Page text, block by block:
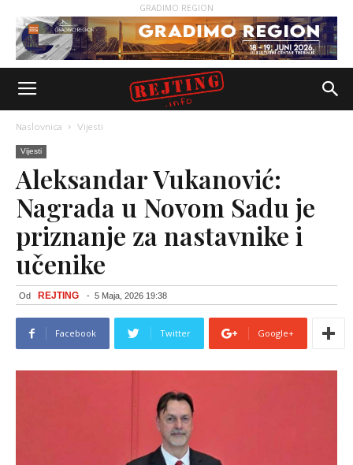
GRADIMO REGION
Naslovnica Vijesti
Vijesti
Aleksandar Vukanović:
Nagrada u Novom Sadu je
priznanje za nastavnike i
učenike
Od REJTING - 5 Maja, 2026 19:38
Facebook Twitter Google+